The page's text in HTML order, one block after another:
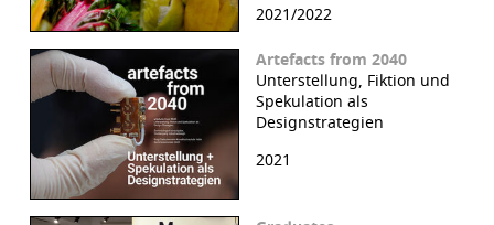
2021/2022
Artefacts from 2040
Unterstellung, Fiktion und
Spekulation als
Designstrategien
2021